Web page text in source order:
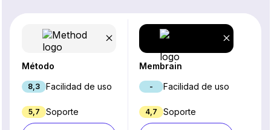
Método
8,3 Facilidad de uso
5,7 Soporte
Membrain
- Facilidad de uso
4,7 Soporte